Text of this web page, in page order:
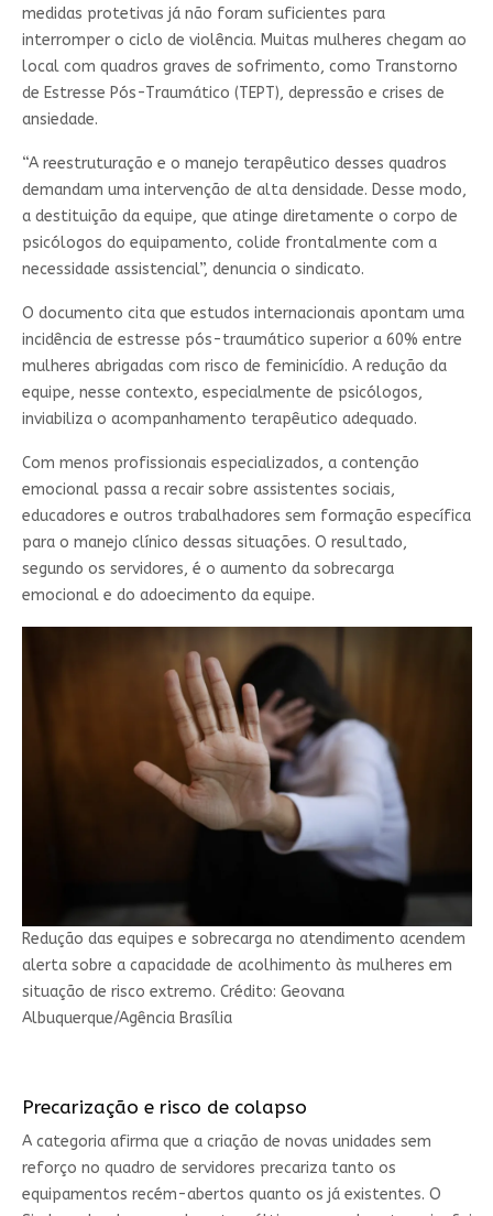
medidas protetivas já não foram suficientes para
interromper o ciclo de violência. Muitas mulheres chegam ao
local com quadros graves de sofrimento, como Transtorno
de Estresse Pós-Traumático (TEPT), depressão e crises de
ansiedade.
“A reestruturação e o manejo terapêutico desses quadros
demandam uma intervenção de alta densidade. Desse modo,
a destituição da equipe, que atinge diretamente o corpo de
psicólogos do equipamento, colide frontalmente com a
necessidade assistencial”, denuncia o sindicato.
O documento cita que estudos internacionais apontam uma
incidência de estresse pós-traumático superior a 60% entre
mulheres abrigadas com risco de feminicídio. A redução da
equipe, nesse contexto, especialmente de psicólogos,
inviabiliza o acompanhamento terapêutico adequado.
Com menos profissionais especializados, a contenção
emocional passa a recair sobre assistentes sociais,
educadores e outros trabalhadores sem formação específica
para o manejo clínico dessas situações. O resultado,
segundo os servidores, é o aumento da sobrecarga
emocional e do adoecimento da equipe.
Redução das equipes e sobrecarga no atendimento acendem
alerta sobre a capacidade de acolhimento às mulheres em
situação de risco extremo. Crédito: Geovana
Albuquerque/Agência Brasília
Precarização e risco de colapso
A categoria afirma que a criação de novas unidades sem
reforço no quadro de servidores precariza tanto os
equipamentos recém-abertos quanto os já existentes. O